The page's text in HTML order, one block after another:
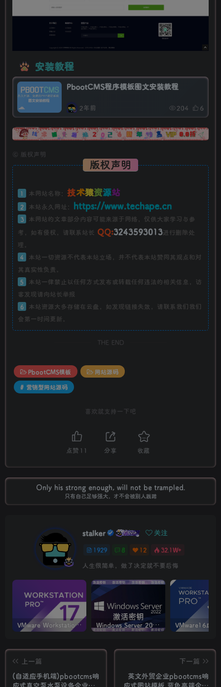
安装教程
PbootCMS程序模板图文安装教程
2年前 204 6
广告
© 版权声明
版权声明
1 本网站名称： 技术猿资源站
2 本站永久网址： https://www.techape.cn
3
本网站的文章部分内容可能来源于网络，仅供大家学习与参
考，如有侵权，请联系站长 QQ:3243593013进行删除处
理。
4
本站一切资源不代表本站立场，并不代表本站赞同其观点和对
其真实性负责。
5
本站一律禁止以任何方式发布或转载任何违法的相关信息，访
客发现请向站长举报
6
本站资源大多存储在云盘，如发现链接失效，请联系我们我们
会第一时间更新。
THE END
PbootCMS模板
网站源码
# 营销型网站源码
喜欢就支持一下吧
点赞 11 分享 收藏
Only his strong enough, will not be trampled.
只有自己足够强大，才不会被别人践踏
stalker 关注
1929 8 12
32.1W+
人生很简单，做了决定就不要后悔
VMware Workstation PRO v17.6.4 正式版_虚拟机(带激活密钥) Windows Server 2022激活密钥 2024 5月更新
上一篇
(自适应手机端)pbootcms响
应式真空泵水泵设备企业网
下一篇
英文外贸企业pbootcms响
应式网站模板 蓝色高端企业